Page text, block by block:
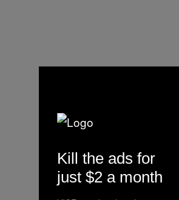
Kill the ads for
just $2 a month